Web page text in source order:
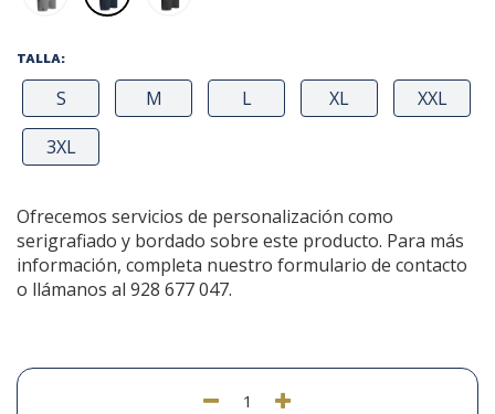
TALLA:
S M L XL
XXL
3XL
Ofrecemos servicios de personalización como
serigrafiado y bordado sobre este producto. Para más
información, completa nuestro formulario de contacto
o llámanos al 928 677 047.